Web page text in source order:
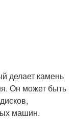
делает камень
Он может быть
машин.